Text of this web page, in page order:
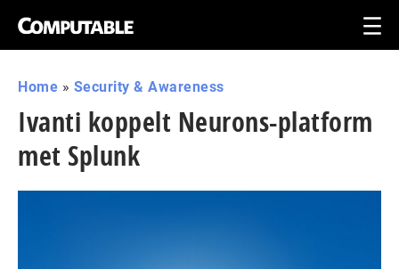
Home » Security & Awareness
Ivanti koppelt Neurons-platform
met Splunk